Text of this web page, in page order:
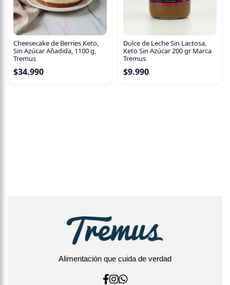
Cheesecake de Berries Keto,
Sin Azúcar Añadida, 1100 g,
Tremus
$34.990
Dulce de Leche Sin Lactosa,
Keto Sin Azúcar 200 gr Marca
Tremus
$9.990
Alimentación que cuida de verdad